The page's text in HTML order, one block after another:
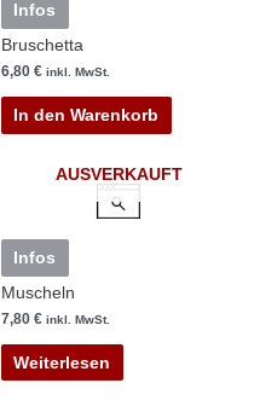
Infos
Bruschetta
6,80 € inkl. MwSt.
In den Warenkorb
AUSVERKAUFT
Infos
Muscheln
7,80 € inkl. MwSt.
Weiterlesen